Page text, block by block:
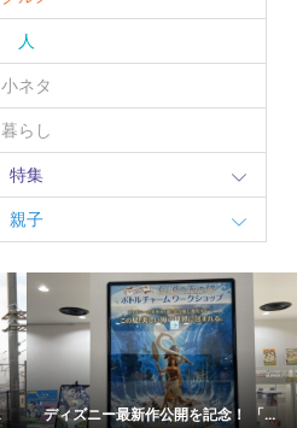
人
小ネタ
暮らし
特集
親子
門司港に今春オープン！自家焙煎...